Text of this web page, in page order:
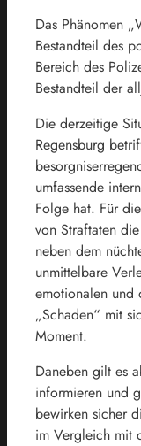
Das Phänomen
Bestandteil des
Bereich des
Bestandteil der
Die derzeitige
Regensburg
umfassende
Folge hat. Für
von Straftaten
neben dem
unmittelbare
emotionalen und
„Schaden“ mit
Moment.
Daneben gilt es
informieren und
bewirken sicher
im Vergleich mit